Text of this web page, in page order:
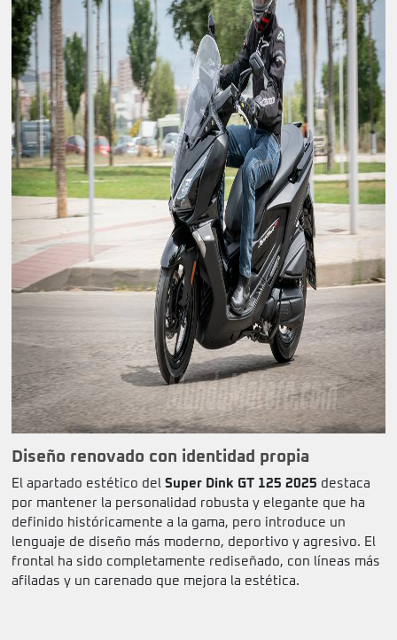
Diseño renovado con identidad propia
El apartado estético del Super Dink GT 125 2025 destaca
por mantener la personalidad robusta y elegante que ha
definido históricamente a la gama, pero introduce un
lenguaje de diseño más moderno, deportivo y agresivo. El
frontal ha sido completamente rediseñado, con líneas más
afiladas y un carenado que mejora la estética.